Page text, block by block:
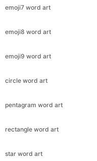
emoji7 word art
emoji8 word art
emoji9 word art
circle word art
pentagram word art
rectangle word art
star word art